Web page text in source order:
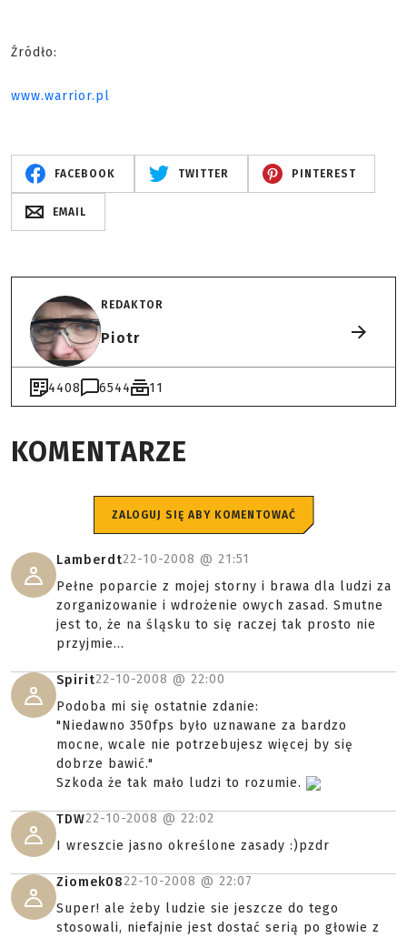
Źródło:
www.warrior.pl
FACEBOOK TWITTER PINTEREST
EMAIL
REDAKTOR
Piotr
4408 6544 11
KOMENTARZE
ZALOGUJ SIĘ ABY KOMENTOWAĆ
Lamberdt22-10-2008 @ 21:51
Pełne poparcie z mojej storny i brawa dla ludzi za
zorganizowanie i wdrożenie owych zasad. Smutne
jest to, że na śląsku to się raczej tak prosto nie
przyjmie...
Spirit22-10-2008 @ 22:00
Podoba mi się ostatnie zdanie:
"Niedawno 350fps było uznawane za bardzo
mocne, wcale nie potrzebujesz więcej by się
dobrze bawić."
Szkoda że tak mało ludzi to rozumie.
TDW22-10-2008 @ 22:02
I wreszcie jasno określone zasady :)pzdr
Ziomek0822-10-2008 @ 22:07
Super! ale żeby ludzie sie jeszcze do tego
stosowali, niefajnie jest dostać serią po głowie z